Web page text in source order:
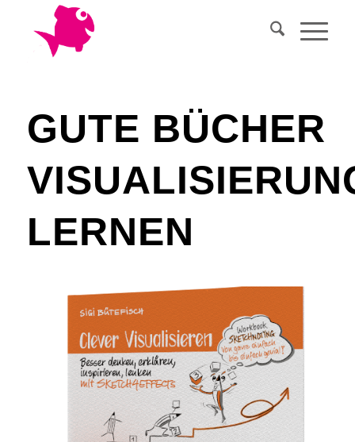
GUTE BÜCHER
LERNEN